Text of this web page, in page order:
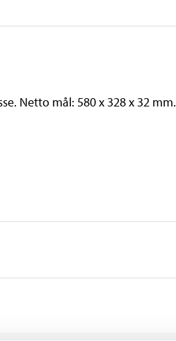
Netto mål: 580 x 328 x 32 mm.